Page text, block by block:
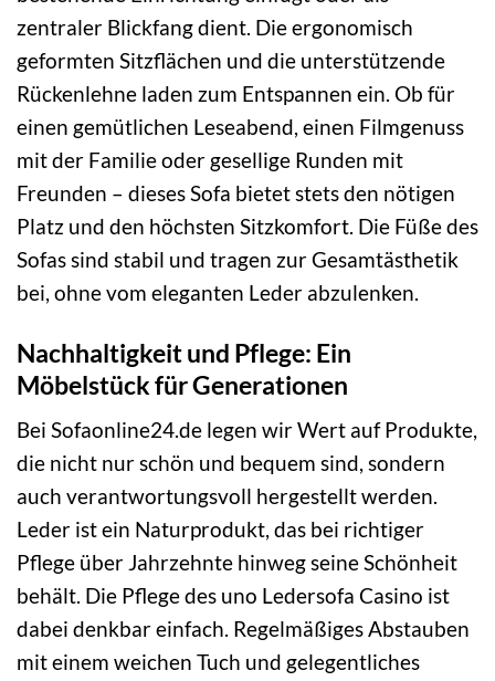
zentraler Blickfang dient. Die ergonomisch
geformten Sitzflächen und die unterstützende
Rückenlehne laden zum Entspannen ein. Ob für
einen gemütlichen Leseabend, einen Filmgenuss
mit der Familie oder gesellige Runden mit
Freunden – dieses Sofa bietet stets den nötigen
Platz und den höchsten Sitzkomfort. Die Füße des
Sofas sind stabil und tragen zur Gesamtästhetik
bei, ohne vom eleganten Leder abzulenken.
Nachhaltigkeit und Pflege: Ein
Möbelstück für Generationen
Bei Sofaonline24.de legen wir Wert auf Produkte,
die nicht nur schön und bequem sind, sondern
auch verantwortungsvoll hergestellt werden.
Leder ist ein Naturprodukt, das bei richtiger
Pflege über Jahrzehnte hinweg seine Schönheit
behält. Die Pflege des uno Ledersofa Casino ist
dabei denkbar einfach. Regelmäßiges Abstauben
mit einem weichen Tuch und gelegentliches